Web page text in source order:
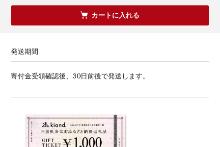
カートに入れる
発送期間
寄付金受領確認後、30日前後で発送します。